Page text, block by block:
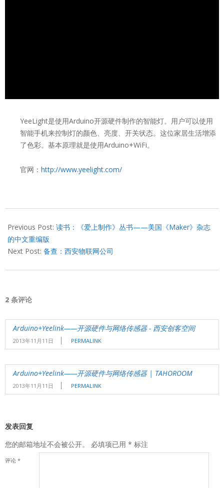
YeeLight是使用Arduino开源硬件制作的智能灯。用户可以使用
智能手机来控制灯的颜色、亮度、开关状态。这位家居生活增添
了色彩。基本原理就是使用Arduino+WiFi。
官网： http://www.yeelight.com/
06-
09
Previous Post: 读书：《爱上制作》丛书——美国《Maker》杂志
的中文重编版
Next Post: 备查：西安物联网公司
2 条评论
Arduino+Yeelink——开源硬件与网络传感器 - 西安创客空间
2013年11月11日 PERMALINK
Arduino+Yeelink——开源硬件与网络传感器 | TAHOROOM
2013年11月11日 PERMALINK
发表回复
您的邮箱地址不会被公开。
必填项已用 * 标注
评论 *